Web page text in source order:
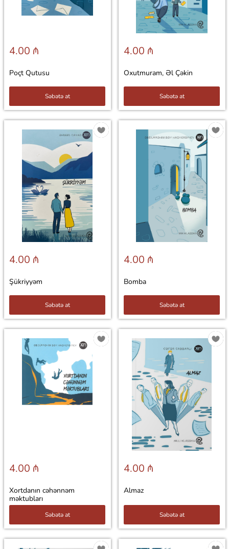
4.00 ₼
Poçt Qutusu
Səbətə at
4.00 ₼
Oxutmuram, Əl Çəkin
Səbətə at
4.00 ₼
Şükriyyəm
Səbətə at
4.00 ₼
Bomba
Səbətə at
4.00 ₼
Xortdanın cəhənnəm
məktubları
Səbətə at
4.00 ₼
Almaz
Səbətə at